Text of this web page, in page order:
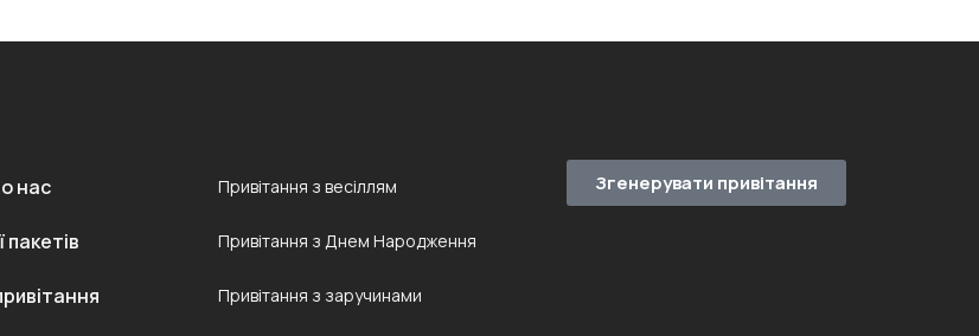
нас
пакетів
Привітання з весіллям
Привітання з Днем Народження
Привітання з заручинами
Згенерувати привітання